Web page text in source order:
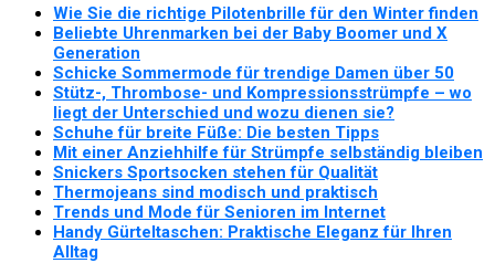
Wie Sie die richtige Pilotenbrille für den Winter finden
Beliebte Uhrenmarken bei der Baby Boomer und X
Generation
Schicke Sommermode für trendige Damen über 50
Stütz-, Thrombose- und Kompressionsstrümpfe – wo
liegt der Unterschied und wozu dienen sie?
Schuhe für breite Füße: Die besten Tipps
Mit einer Anziehhilfe für Strümpfe selbständig bleiben
Snickers Sportsocken stehen für Qualität
Thermojeans sind modisch und praktisch
Trends und Mode für Senioren im Internet
Handy Gürteltaschen: Praktische Eleganz für Ihren
Alltag